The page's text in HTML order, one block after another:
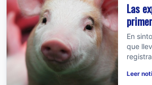
Las
En
que
Leer